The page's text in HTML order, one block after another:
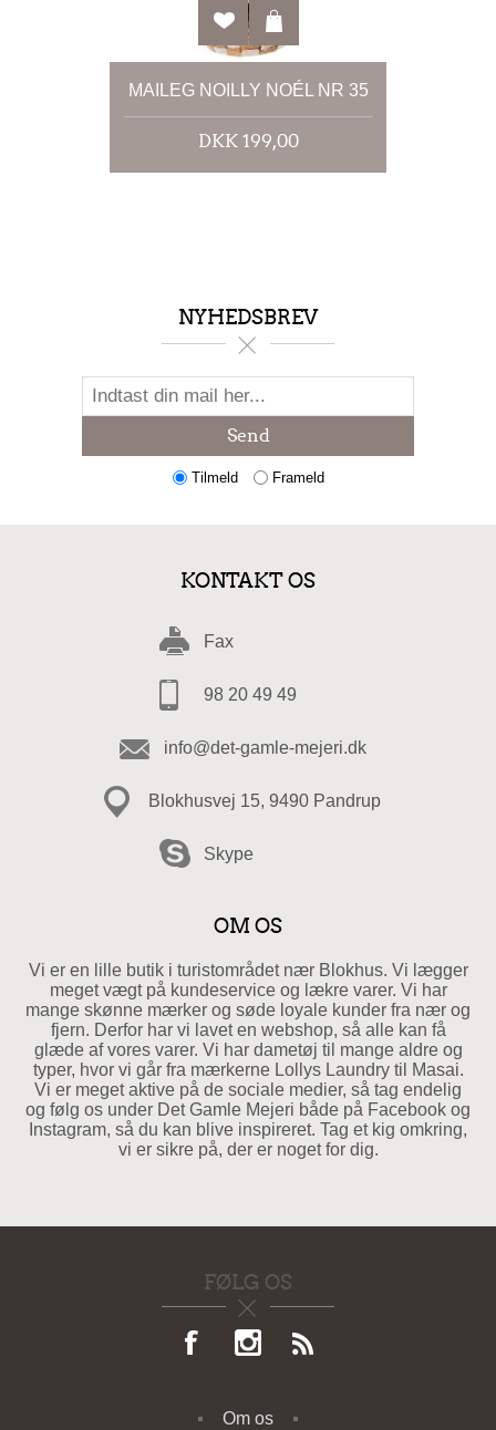
MAILEG NOILLY NOÉL NR 35
DKK 199,00
NYHEDSBREV
Send
Tilmeld Frameld
KONTAKT OS
Fax
98 20 49 49
info@det-gamle-mejeri.dk
Blokhusvej 15, 9490 Pandrup
Skype
OM OS
Vi er en lille butik i turistområdet nær Blokhus. Vi lægger
meget vægt på kundeservice og lækre varer. Vi har
mange skønne mærker og søde loyale kunder fra nær og
fjern. Derfor har vi lavet en webshop, så alle kan få
glæde af vores varer. Vi har dametøj til mange aldre og
typer, hvor vi går fra mærkerne Lollys Laundry til Masai.
Vi er meget aktive på de sociale medier, så tag endelig
og følg os under Det Gamle Mejeri både på Facebook og
Instagram, så du kan blive inspireret. Tag et kig omkring,
vi er sikre på, der er noget for dig.
FØLG OS
Om os